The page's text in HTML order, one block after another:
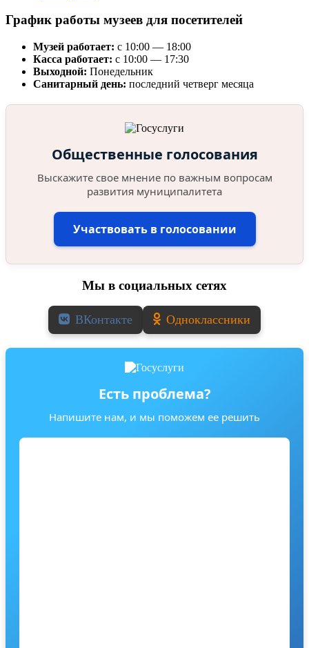
График работы музеев для посетителей
Музей работает: с 10:00 — 18:00
Касса работает: с 10:00 — 17:30
Выходной: Понедельник
Санитарный день: последний четверг месяца
Общественные голосования
Выскажите свое мнение по важным вопросам
развития муниципалитета
Участвовать в голосовании
Мы в социальных сетях
ВКонтакте Одноклассники
Есть проблема?
Напишите нам, и мы поможем ее решить